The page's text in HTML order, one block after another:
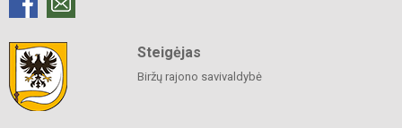
Steigėjas
Biržų rajono savivaldybė